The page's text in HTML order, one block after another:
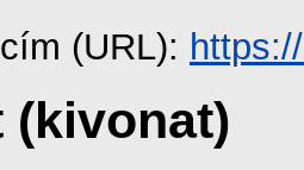
(URL):
(kivonat)